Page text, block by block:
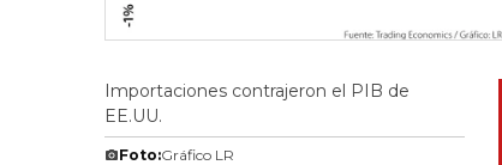
Importaciones contrajeron el PIB de
EE.UU.
Foto:Gráfico LR